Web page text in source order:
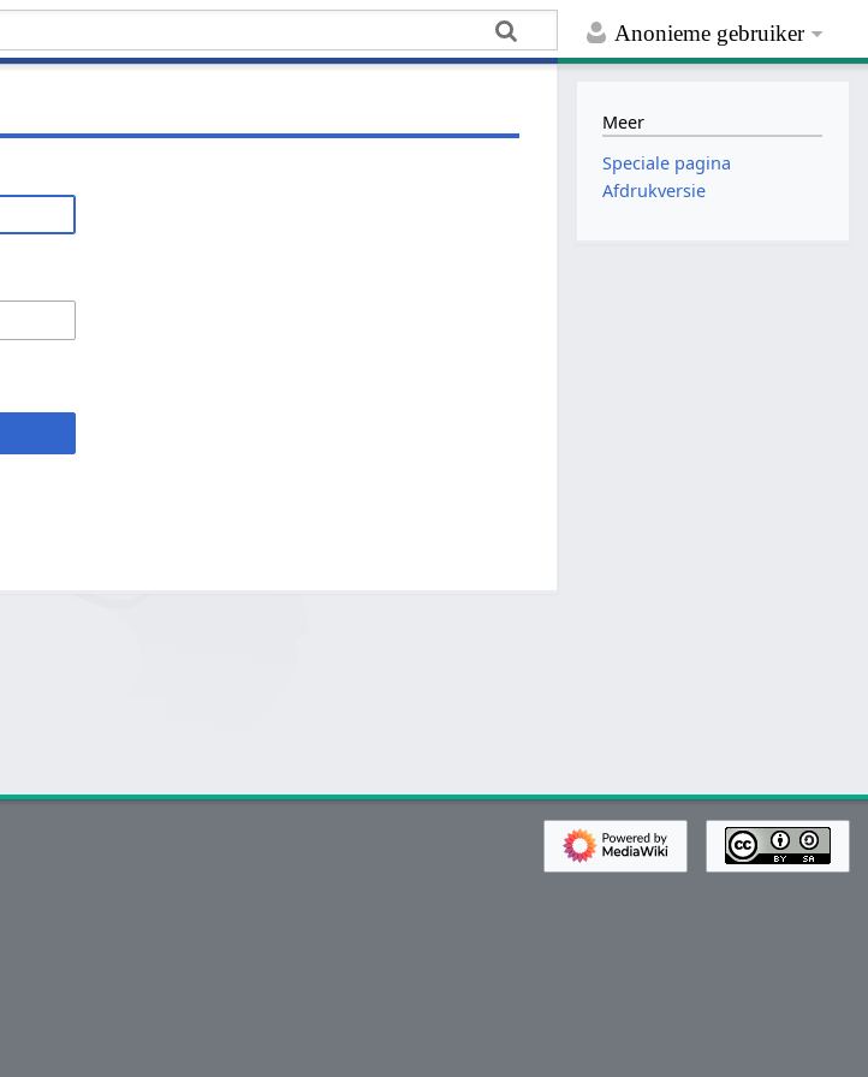
Anonieme gebruiker
Meer
Speciale pagina
Afdrukversie